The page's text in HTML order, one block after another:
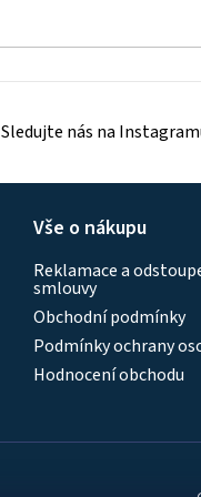
Sledujte nás na
Vše o nákupu
Reklamace a
smlouvy
Obchodní podmínky
Podmínky ochrany
Hodnocení obchodu